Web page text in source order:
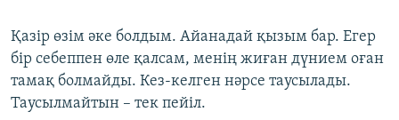
Қазір өзім әке болдым. Айанадай қызым бар. Егер
бір себеппен өле қалсам, менің жиған дүнием оған
тамақ болмайды. Кез-келген нәрсе таусылады.
Таусылмайтын – тек пейіл.